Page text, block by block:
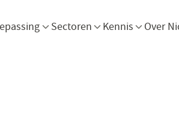
Menu openen Menu openen
Sectoren Menu openen
Kennis Over